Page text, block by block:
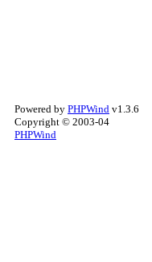
Powered by PHPWind v1.3.6
Copyright © 2003-04
PHPWind